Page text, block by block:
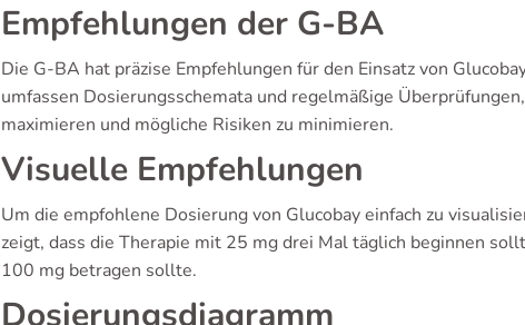
Empfehlungen der G-BA
Die G-BA hat präzise Empfehlungen für den Einsatz von
umfassen Dosierungsschemata und regelmäßige
maximieren und mögliche Risiken zu minimieren.
Visuelle Empfehlungen
Um die empfohlene Dosierung von Glucobay einfach zu
zeigt, dass die Therapie mit 25 mg drei Mal täglich beginnen
100 mg betragen sollte.
Dosierungsdiagramm